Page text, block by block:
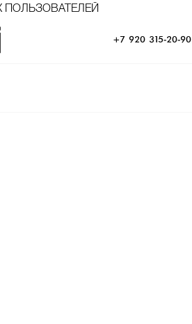
ПОЛЬЗОВАТЕЛЕЙ
+7 920 315-20-90